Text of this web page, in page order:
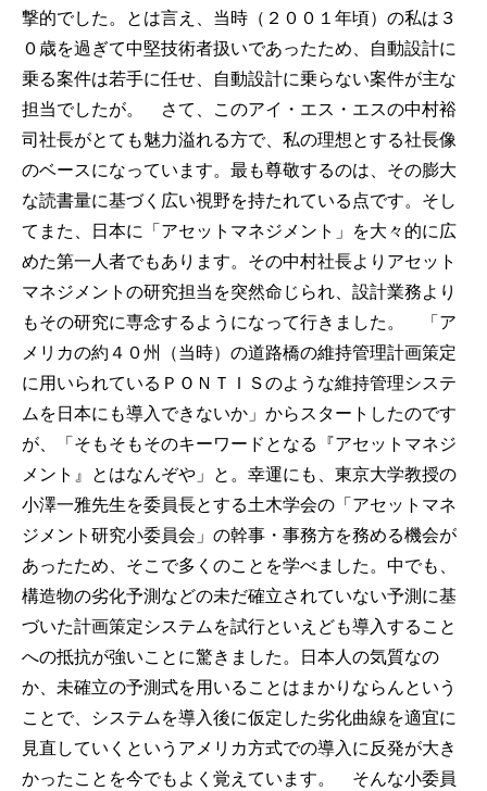
撃的でした。とは言え、当時（２００１年頃）の私は３
０歳を過ぎて中堅技術者扱いであったため、自動設計に
乗る案件は若手に任せ、自動設計に乗らない案件が主な
担当でしたが。 さて、このアイ・エス・エスの中村裕
司社長がとても魅力溢れる方で、私の理想とする社長像
のベースになっています。最も尊敬するのは、その膨大
な読書量に基づく広い視野を持たれている点です。そし
てまた、日本に「アセットマネジメント」を大々的に広
めた第一人者でもあります。その中村社長よりアセット
マネジメントの研究担当を突然命じられ、設計業務より
もその研究に専念するようになって行きました。 「ア
メリカの約４０州（当時）の道路橋の維持管理計画策定
に用いられているＰＯＮＴＩＳのような維持管理システ
ムを日本にも導入できないか」からスタートしたのです
が、「そもそもそのキーワードとなる『アセットマネジ
メント』とはなんぞや」と。幸運にも、東京大学教授の
小澤一雅先生を委員長とする土木学会の「アセットマネ
ジメント研究小委員会」の幹事・事務方を務める機会が
あったため、そこで多くのことを学べました。中でも、
構造物の劣化予測などの未だ確立されていない予測に基
づいた計画策定システムを試行といえども導入すること
への抵抗が強いことに驚きました。日本人の気質なの
か、未確立の予測式を用いることはまかりならんという
ことで、システムを導入後に仮定した劣化曲線を適宜に
見直していくというアメリカ方式での導入に反発が大き
かったことを今でもよく覚えています。 そんな小委員